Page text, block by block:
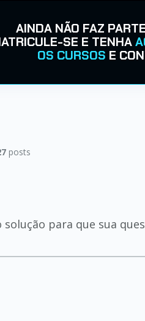
AINDA NÃO FAZ
SE E TENHA
OS CURSOS E
posts
para que sua